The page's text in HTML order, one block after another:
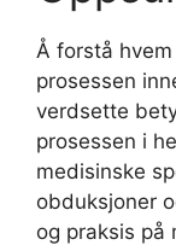
Å forstå
prosessen
verdsette
prosessen i
medisinske
obduksjoner
og praksis på